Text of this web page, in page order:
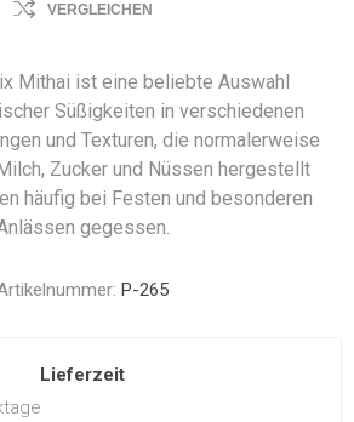
VERGLEICHEN
Mithai ist eine beliebte Auswahl
Süßigkeiten in verschiedenen
und Texturen, die normalerweise
Zucker und Nüssen hergestellt
häufig bei Festen und besonderen
gegessen.
P-265
Lieferzeit